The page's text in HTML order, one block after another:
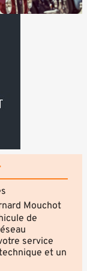
Mouchot
de
service
et un